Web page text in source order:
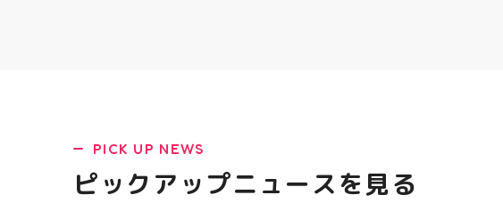
夏を盛り上げていきます️ スポー
ツナビゲーター一同当お待ちし
ております✧⁠◝⁠(⁠⁰⁠▿⁠⁰⁠)⁠◜⁠✧ #ゼビオ
#アティ郡山
を横にスワイプして、完成ま
の様子も見てね #ピアネージュ
PICK UP NEWS
ピックアップニュースを見る